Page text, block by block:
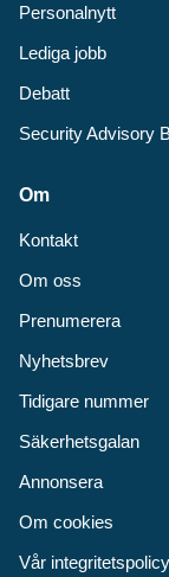
Personalnytt
Lediga jobb
Debatt
Security Advisory
Om
Kontakt
Om oss
Prenumerera
Nyhetsbrev
Tidigare nummer
Säkerhetsgalan
Annonsera
Om cookies
Vår integritetspolicy